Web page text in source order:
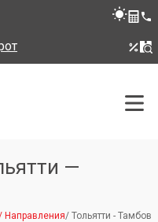
—
Направления/ Тольятти - Тамбов